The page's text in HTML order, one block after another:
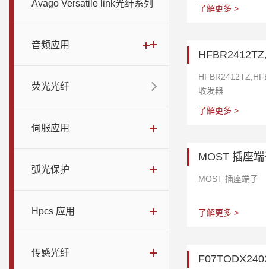
Avago Versatile link光纤系列
音频应用
荧光光纤
伺服应用
弧光保护
Hpcs 应用
传感光纤
了解更多 >
收发器
了解更多 >
MOST 插座
MOST 插座端子
了解更多 >